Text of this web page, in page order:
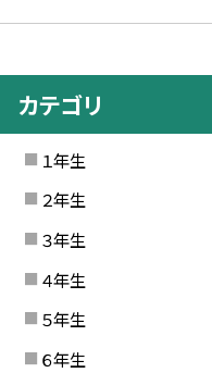
カテゴリ
１年生
２年生
３年生
４年生
５年生
６年生